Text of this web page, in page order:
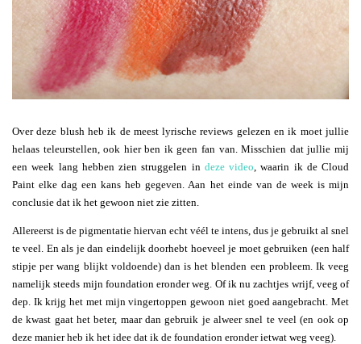
Over deze blush heb ik de meest lyrische reviews gelezen en ik moet jullie
helaas teleurstellen, ook hier ben ik geen fan van. Misschien dat jullie mij
een week lang hebben zien struggelen in deze video , waarin ik de Cloud
Paint elke dag een kans heb gegeven. Aan het einde van de week is mijn
conclusie dat ik het gewoon niet zie zitten.
Allereerst is de pigmentatie hiervan echt véél te intens, dus je gebruikt al snel
te veel. En als je dan eindelijk doorhebt hoeveel je moet gebruiken (een half
stipje per wang blijkt voldoende) dan is het blenden een probleem. Ik veeg
namelijk steeds mijn foundation eronder weg. Of ik nu zachtjes wrijf, veeg of
dep. Ik krijg het met mijn vingertoppen gewoon niet goed aangebracht. Met
de kwast gaat het beter, maar dan gebruik je alweer snel te veel (en ook op
deze manier heb ik het idee dat ik de foundation eronder ietwat weg veeg).